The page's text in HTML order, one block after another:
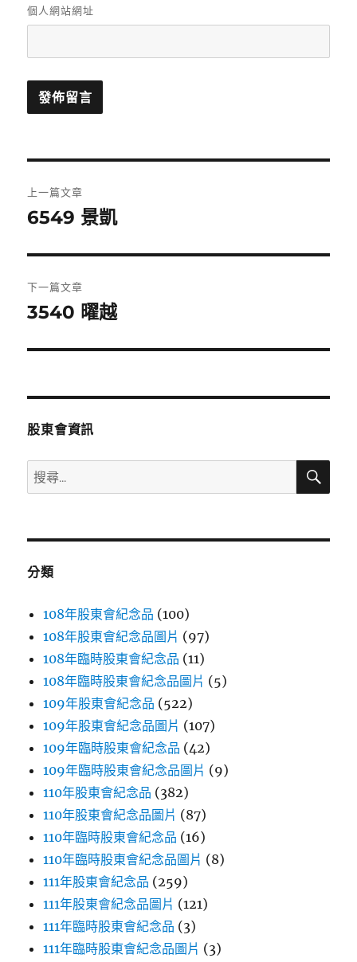
個人網站網址
章
覽
上一篇文章
上
篇
文
章:
6549 景凱
下一篇文章
下
篇
章:
3540 曜越
股東會資訊
搜
尋
鍵
搜
分類
108年股東會紀念品 (100)
108年股東會紀念品圖片 (97)
108年臨時股東會紀念品 (11)
108年臨時股東會紀念品圖片 (5)
109年股東會紀念品 (522)
109年股東會紀念品圖片 (107)
109年臨時股東會紀念品 (42)
109年臨時股東會紀念品圖片 (9)
110年股東會紀念品 (382)
110年股東會紀念品圖片 (87)
110年臨時股東會紀念品 (16)
110年臨時股東會紀念品圖片 (8)
111年股東會紀念品 (259)
111年股東會紀念品圖片 (121)
111年臨時股東會紀念品 (3)
111年臨時股東會紀念品圖片 (3)